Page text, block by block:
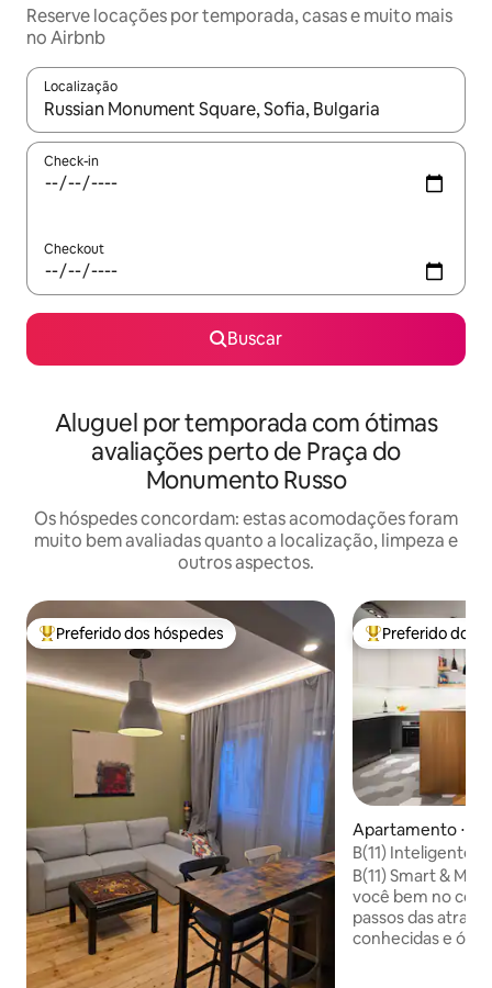
Reserve locações por temporada, casas e muito mais
no Airbnb
Localização
Quando os resultados estiverem disponíveis, explore-os
Check-in
Checkout
Buscar
Aluguel por temporada com ótimas
avaliações perto de Praça do
Monumento Russo
Os hóspedes concordam: estas acomodações foram
muito bem avaliadas quanto a localização, limpeza e
outros aspectos.
Entre os melhores preferidos dos hóspedes
Preferido dos hóspedes Entre os
Preferido dos
Apartamento ⋅
B(11) Inteligente
Central/
B(11) Smart &
você bem no coração
passos das
conhecidas e